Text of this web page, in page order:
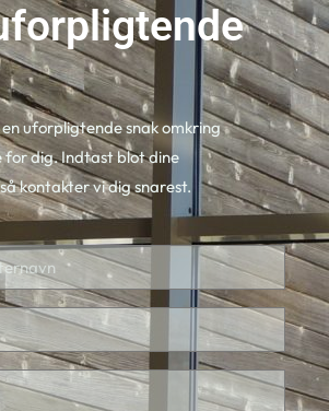
uforpligtende snak omkring
for dig. Indtast blot dine
kontakter vi dig snarest.